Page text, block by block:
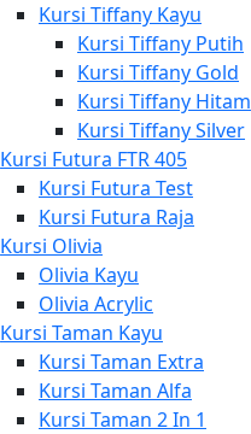
Kursi Tiffany Kayu
Kursi Tiffany Putih
Kursi Tiffany Gold
Kursi Tiffany Hitam
Kursi Tiffany Silver
Kursi Futura FTR 405
Kursi Futura Test
Kursi Futura Raja
Kursi Olivia
Olivia Kayu
Olivia Acrylic
Kursi Taman Kayu
Kursi Taman Extra
Kursi Taman Alfa
Kursi Taman 2 In 1